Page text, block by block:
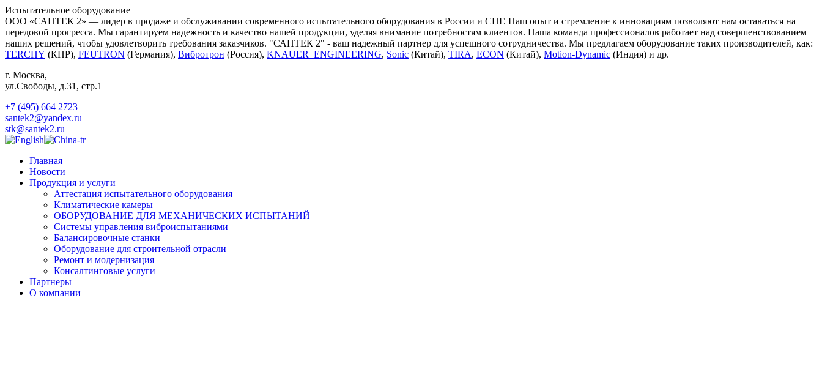
Испытательное оборудование
ООО «САНТЕК 2» — лидер в продаже и обслуживании современного испытательного оборудования в России и СНГ. Наш опыт и стремление к инновациям позволяют нам оставаться на
передовой прогресса. Мы гарантируем надежность и качество нашей продукции, уделяя внимание потребностям клиентов. Наша команда профессионалов работает над совершенствованием
наших решений, чтобы удовлетворить требования заказчиков. "САНТЕК 2" - ваш надежный партнер для успешного сотрудничества. Мы предлагаем оборудование таких производителей, как:
TERCHY (КНР), FEUTRON (Германия), Вибротрон (Россия), KNAUER_ENGINEERING, Sonic (Китай), TIRA, ECON (Китай), Motion-Dynamic (Индия) и др.
г. Москва,
ул.Свободы, д.31, стр.1
+7 (495) 664 2723
santek2@yandex.ru
stk@santek2.ru
Главная
Новости
Продукция и услуги
Аттестация испытательного оборудования
Климатические камеры
ОБОРУДОВАНИЕ ДЛЯ МЕХАНИЧЕСКИХ ИСПЫТАНИЙ
Системы управления виброиспытаниями
Балансировочные станки
Оборудование для строительной отрасли
Ремонт и модернизация
Консалтинговые услуги
Партнеры
О компании